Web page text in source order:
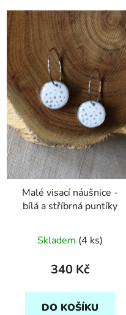
Malé visací náušnice -
bílá a stříbrná puntíky
Skladem (4 ks)
340 Kč
DO KOŠÍKU